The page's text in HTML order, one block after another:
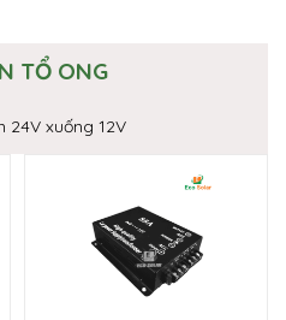
TỔ ONG
24V xuống 12V